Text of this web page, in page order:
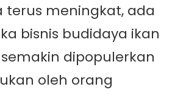
terus meningkat, ada
bisnis budidaya ikan
dipopulerkan
oleh orang